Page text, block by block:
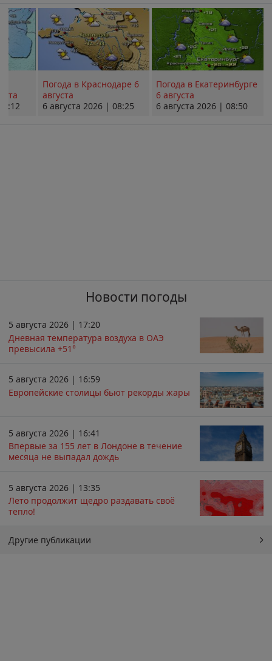
Погода в Краснодаре 6
августа
6 августа 2026 | 08:25
Погода в Екатеринбурге
6 августа
6 августа 2026 | 08:50
Новости погоды
5 августа 2026 | 17:20
Дневная температура воздуха в ОАЭ
превысила +51°
5 августа 2026 | 16:59
Европейские столицы бьют рекорды жары
5 августа 2026 | 16:41
Впервые за 155 лет в Лондоне в течение
месяца не выпадал дождь
5 августа 2026 | 13:35
Лето продолжит щедро раздавать своё
тепло!
Другие публикации